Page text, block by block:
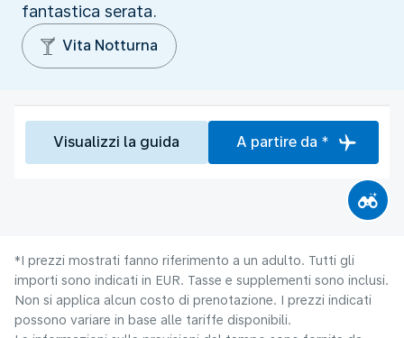
fantastica serata.
Vita Notturna
Visualizzi la guida A partire da *
*I prezzi mostrati fanno riferimento a un adulto. Tutti gli
importi sono indicati in EUR. Tasse e supplementi sono inclusi.
Non si applica alcun costo di prenotazione. I prezzi indicati
possono variare in base alle tariffe disponibili.